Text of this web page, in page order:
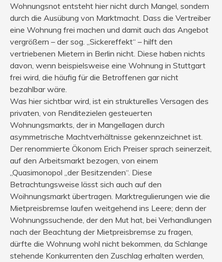
Wohnungsnot entsteht hier nicht durch Mangel, sondern
durch die Ausübung von Marktmacht. Dass die Vertreiber
eine Wohnung frei machen und damit auch das Angebot
vergrößern – der sog. „Sickereffekt“ – hilft den
vertriebenen Mietern in Berlin nicht. Diese haben nichts
davon, wenn beispielsweise eine Wohnung in Stuttgart
frei wird, die häufig für die Betroffenen gar nicht
bezahlbar wäre.
Was hier sichtbar wird, ist ein strukturelles Versagen des
privaten, von Renditezielen gesteuerten
Wohnungsmarkts, der in Mangellagen durch
asymmetrische Machtverhältnisse gekennzeichnet ist.
Der renommierte Ökonom Erich Preiser sprach seinerzeit,
auf den Arbeitsmarkt bezogen, von einem
„Quasimonopol „der Besitzenden“. Diese
Betrachtungsweise lässt sich auch auf den
Woihnungsmarkt übertragen. Marktregulierungen wie die
Mietpreisbremse laufen weitgehend ins Leere; denn der
Wohnungssuchende, der den Mut hat, bei Verhandlungen
nach der Beachtung der Mietpreisbremse zu fragen,
dürfte die Wohnung wohl nicht bekommen, da Schlange
stehende Konkurrenten den Zuschlag erhalten werden,